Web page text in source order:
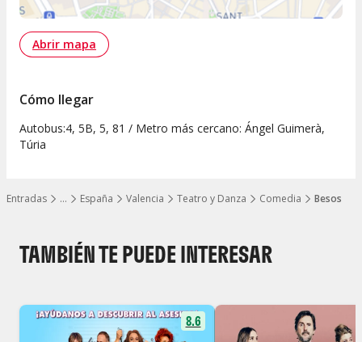
…
Mostrar todos los niveles
Entradas España Valencia Teatro y Danza Comedia Besos
Abrir mapa
Cómo llegar
Autobus:4, 5B, 5, 81 / Metro más cercano: Ángel Guimerà,
Túria
TAMBIÉN TE PUEDE INTERESAR
8.6